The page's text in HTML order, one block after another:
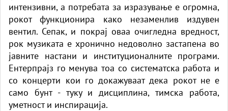
интензивни, а потребата за изразување е огромна,
рокот функционира како незаменлив издувен
вентил. Сепак, и покрај оваа очигледна вредност,
рок музиката е хронично недоволно застапена во
јавните настани и институционалните програми.
Ентерпрајз го менува тоа со систематска работа и
со концерти кои го докажуваат дека рокот не е
само бунт - туку и дисциплина, тимска работа,
уметност и инспирација.